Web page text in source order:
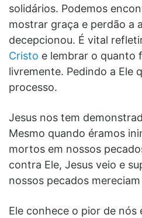
solidários. Podemos
mostrar graça e perdão a
decepcionou. É vital
Cristo e lembrar o quanto
livremente. Pedindo a Ele
processo.
Jesus nos tem
Mesmo quando éramos
mortos em nossos
contra Ele, Jesus veio e
nossos pecados
Ele conhece o pior de nós